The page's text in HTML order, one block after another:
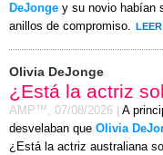
DeJonge y su novio habían
anillos de compromiso.
Olivia DeJonge
¿Está la actriz
AMP™, 07/08/2026
A
desvelaban que Olivia
¿Está la actriz australiana